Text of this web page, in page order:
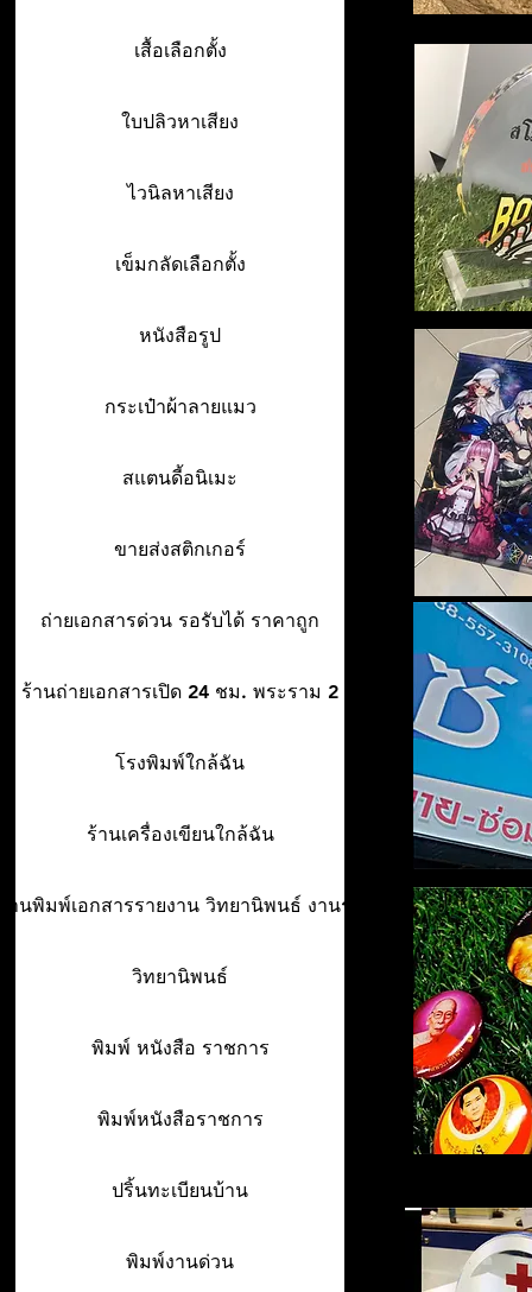
เสื้อเลือกตั้ง
ใบปลิวหาเสียง
ไวนิลหาเสียง
เข็มกลัดเลือกตั้ง
หนังสือรูป
กระเป๋าผ้าลายแมว
สแตนดี้อนิเมะ
ขายส่งสติกเกอร์
ถ่ายเอกสารด่วน รอรับได้ ราคาถูก
ร้านถ่ายเอกสารเปิด 24 ชม. พระราม 2
โรงพิมพ์ใกล้ฉัน
ร้านเครื่องเขียนใกล้ฉัน
านพิมพ์เอกสารรายงาน วิทยานิพนธ์ งานรา
วิทยานิพนธ์
พิมพ์ หนังสือ ราชการ
พิมพ์หนังสือราชการ
ปริ้นทะเบียนบ้าน
พิมพ์งานด่วน